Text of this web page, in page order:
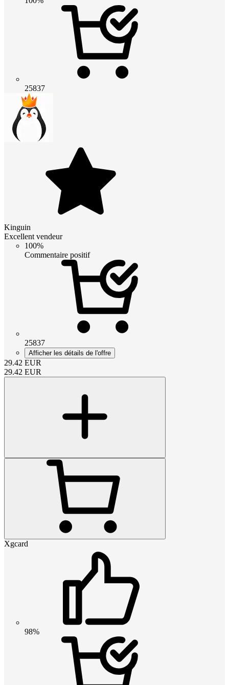
25837
Kinguin
Excellent vendeur
100%
Commentaire positif
25837
Afficher les détails de l'offre
29.42 EUR
29.42 EUR
Xgcard
98%